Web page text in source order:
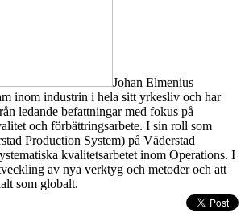
Johan Elmenius
inom industrin i hela sitt yrkesliv och har
ledande befattningar med fokus på
och förbättringsarbete. I sin roll som
Production System) på Väderstad
kvalitetsarbetet inom Operations. I
av nya verktyg och metoder och att
som globalt.